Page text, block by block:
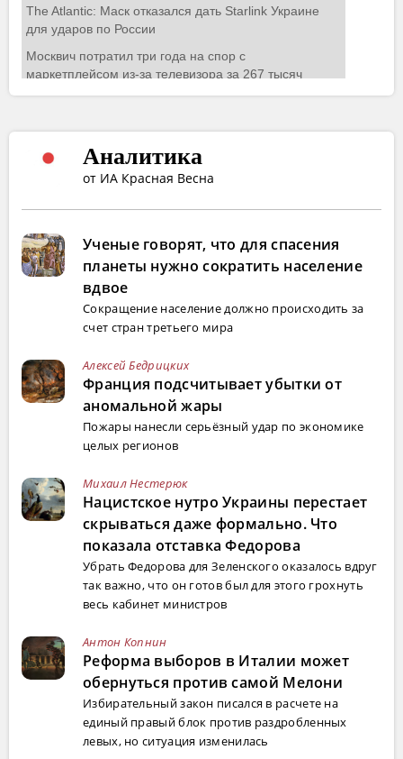
Аналитика
от ИА Красная Весна
Ученые говорят, что для спасения
планеты нужно сократить население
вдвое
Сокращение население должно происходить за
счет стран третьего мира
Алексей Бедрицких
Франция подсчитывает убытки от
аномальной жары
Пожары нанесли серьёзный удар по экономике
целых регионов
Михаил Нестерюк
Нацистское нутро Украины перестает
скрываться даже формально. Что
показала отставка Федорова
Убрать Федорова для Зеленского оказалось вдруг
так важно, что он готов был для этого грохнуть
весь кабинет министров
Антон Копнин
Реформа выборов в Италии может
обернуться против самой Мелони
Избирательный закон писался в расчете на
единый правый блок против раздробленных
левых, но ситуация изменилась